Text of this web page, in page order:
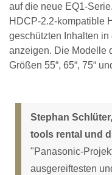
auf die neue EQ1-
HDCP-2.2-kompatible
geschützten Inhalten
anzeigen. Die Modelle
Größen 55“, 65“, 75“
Stephan
tools rental und
"Panasonic-
ausgereiftesten